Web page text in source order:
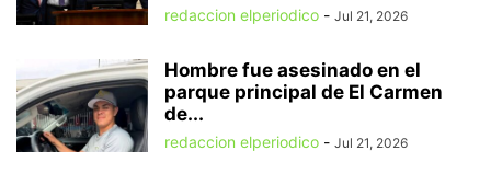
redaccion elperiodico - Jul 21, 2026
Hombre fue asesinado en el
parque principal de El Carmen
de...
redaccion elperiodico - Jul 21, 2026